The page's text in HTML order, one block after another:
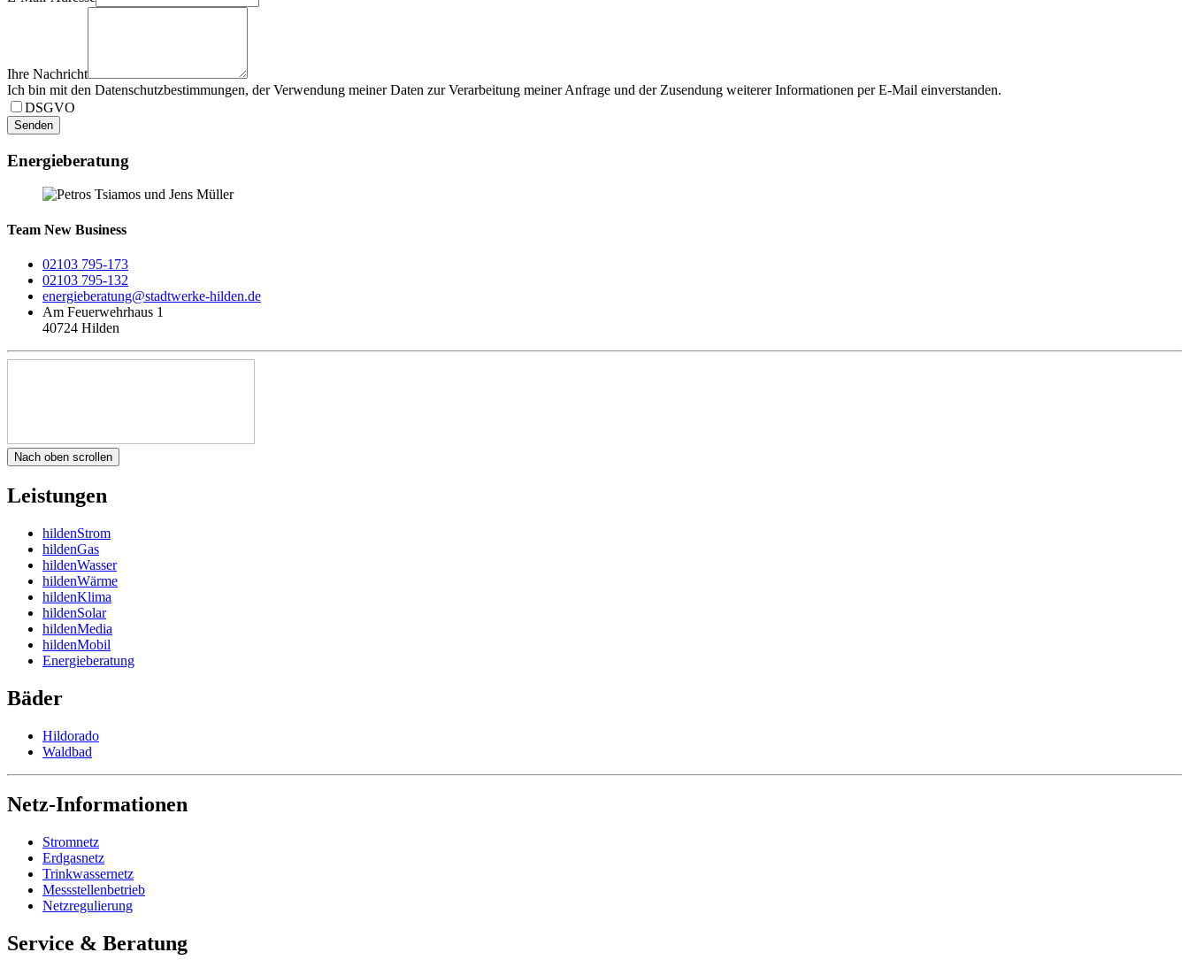
Ihre Nachricht
Ich bin mit den Datenschutzbestimmungen, der Verwendung meiner Daten zur Verarbeitung meiner Anfrage und der Zusendung weiterer Informationen per E-Mail einverstanden.
DSGVO
Senden
Energieberatung
Team New Business
02103 795-173
02103 795-132
energieberatung@stadtwerke-hilden.de
Am Feuerwehrhaus 1
40724 Hilden
Nach oben scrollen
Leistungen
hildenStrom
hildenGas
hildenWasser
hildenWärme
hildenKlima
hildenSolar
hildenMedia
hildenMobil
Energieberatung
Bäder
Hildorado
Waldbad
Netz-Informationen
Stromnetz
Erdgasnetz
Trinkwassernetz
Messstellenbetrieb
Netzregulierung
Service & Beratung